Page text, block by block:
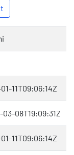
11T09:06:14Z
08T19:09:31Z
11T09:06:14Z